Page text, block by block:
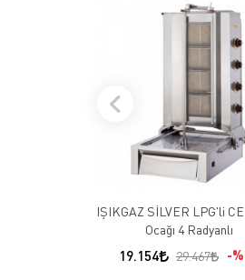
IŞIKGAZ SİLVER LPG'li
Ocağı 4 Radyanlı
19.154 29.467